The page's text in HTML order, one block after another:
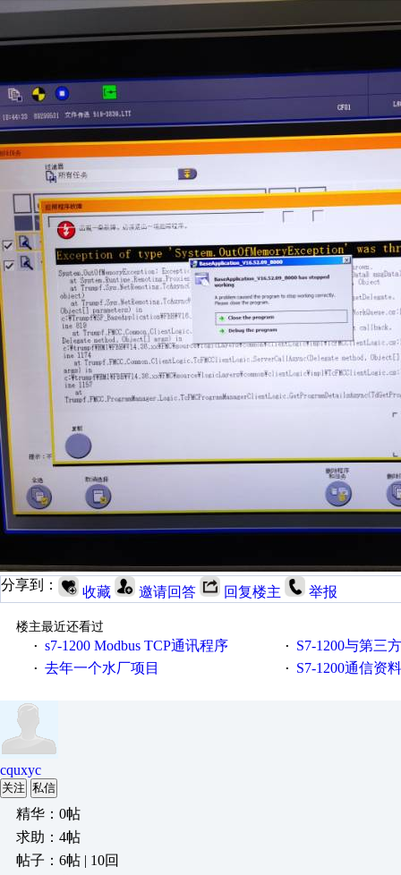
分享到： 收藏 邀请回答 回复楼主 举报
楼主最近还看过
· s7-1200 Modbus TCP通讯程序 · S7-1200与第三方设备之
· 去年一个水厂项目 · S7-1200通信资
cquxyc
关注 私信
精华：0帖
求助：4帖
帖子：6帖 | 10回